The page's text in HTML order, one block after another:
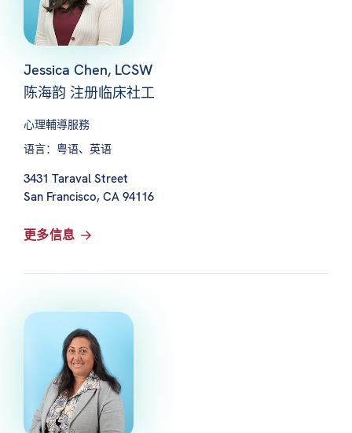
Jessica Chen, LCSW
陈海韵 注册临床社工
心理輔導服務
语言：粤语、英语
3431 Taraval Street
San Francisco, CA 94116
更多信息